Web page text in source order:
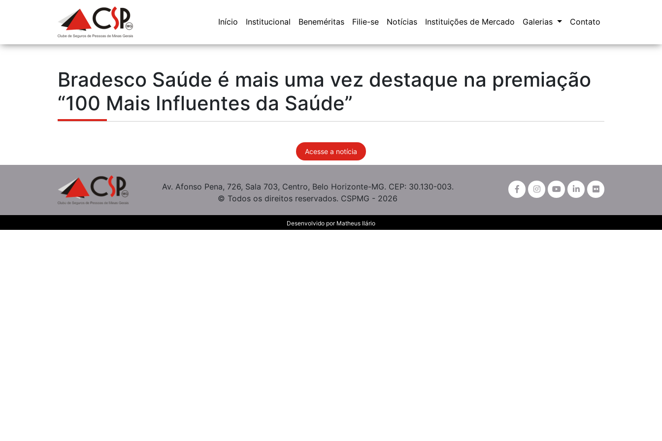
Início Institucional Beneméritas Filie-se Notícias Instituições de Mercado Galerias Contato
Bradesco Saúde é mais uma vez destaque na premiação
“100 Mais Influentes da Saúde”
Acesse a notícia
Av. Afonso Pena, 726, Sala 703, Centro, Belo Horizonte-MG. CEP: 30.130-003.
© Todos os direitos reservados. CSPMG - 2026
Desenvolvido por Matheus Ilário